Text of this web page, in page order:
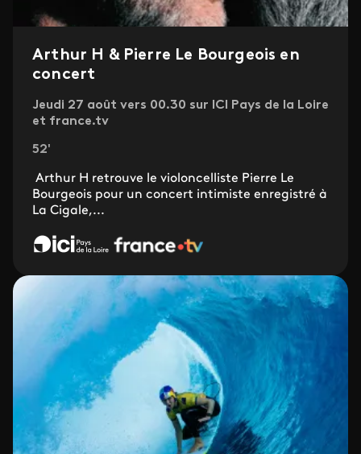
Arthur H & Pierre Le Bourgeois en
concert
Jeudi 27 août vers 00.30 sur ICI Pays de la Loire
et france.tv
52'
Arthur H retrouve le violoncelliste Pierre Le
Bourgeois pour un concert intimiste enregistré à
La Cigale,...